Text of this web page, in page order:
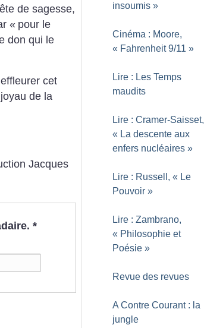
de sagesse,
« pour le
don qui le
cet
de la
Jacques
*
insoumis »
Cinéma : Moore,
« Fahrenheit 9/11 »
Lire : Les Temps
maudits
Lire : Cramer-Saisset,
« La descente aux
enfers nucléaires »
Lire : Russell, « Le
Pouvoir »
Lire : Zambrano,
« Philosophie et
Poésie »
Revue des revues
A Contre Courant : la
jungle